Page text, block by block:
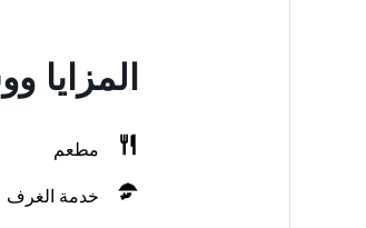
المزايا
مطعم
خدمة الغرف